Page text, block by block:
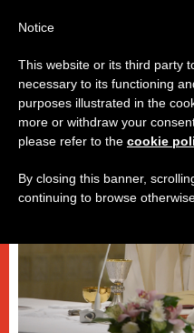
PAPI
Notice
This website or its third party
necessary to its functioning
purposes illustrated in the
more or withdraw your
please refer to the cookie
By closing this banner,
continuing to browse